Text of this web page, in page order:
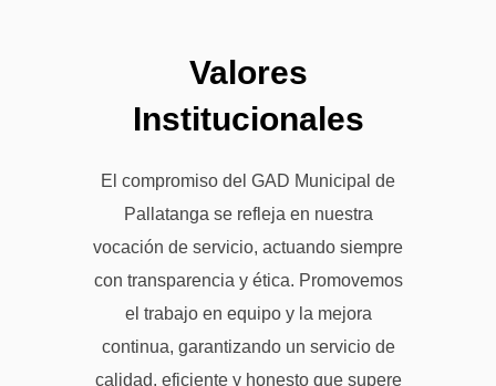
Valores
Institucionales
El compromiso del GAD Municipal de
Pallatanga se refleja en nuestra
vocación de servicio, actuando siempre
con transparencia y ética. Promovemos
el trabajo en equipo y la mejora
continua, garantizando un servicio de
calidad, eficiente y honesto que supere